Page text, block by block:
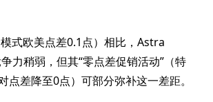
式欧美点差0.1点）相比，Astra
力稍弱，但其“零点差促销活动”（特
点差降至0点）可部分弥补这一差距。